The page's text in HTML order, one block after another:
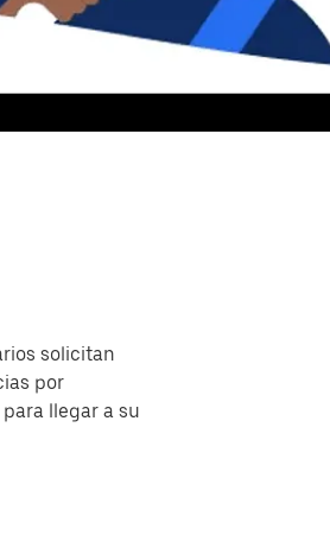
solicitan
por
llegar a su